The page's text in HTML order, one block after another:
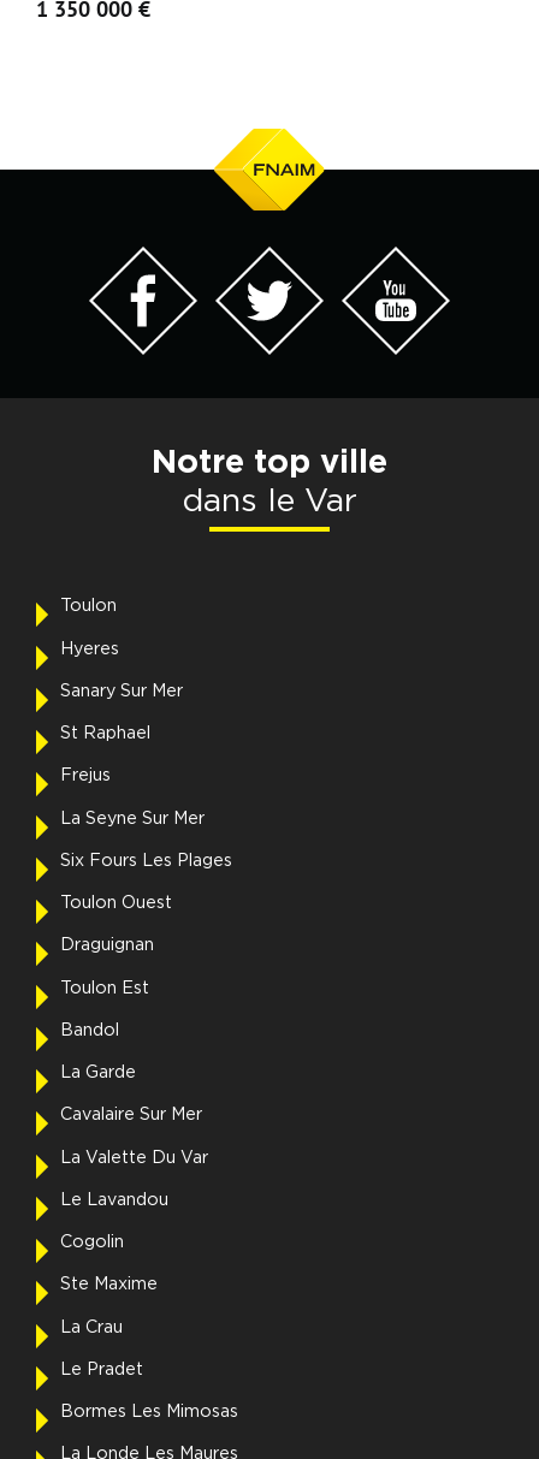
1 350 000 €
Notre top ville
dans le Var
Toulon
Hyeres
Sanary Sur Mer
St Raphael
Frejus
La Seyne Sur Mer
Six Fours Les Plages
Toulon Ouest
Draguignan
Toulon Est
Bandol
La Garde
Cavalaire Sur Mer
La Valette Du Var
Le Lavandou
Cogolin
Ste Maxime
La Crau
Le Pradet
Bormes Les Mimosas
La Londe Les Maures